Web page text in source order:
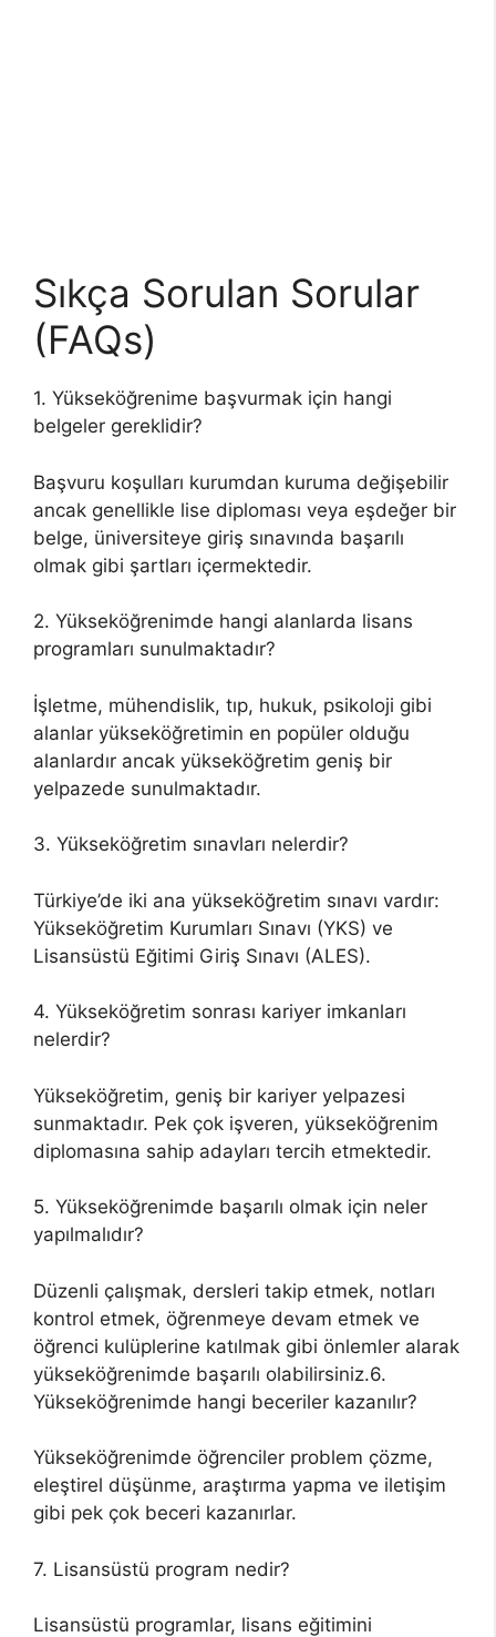
Sıkça Sorulan Sorular
(FAQs)
1. Yükseköğrenime başvurmak için hangi
belgeler gereklidir?
Başvuru koşulları kurumdan kuruma değişebilir
ancak genellikle lise diploması veya eşdeğer bir
belge, üniversiteye giriş sınavında başarılı
olmak gibi şartları içermektedir.
2. Yükseköğrenimde hangi alanlarda lisans
programları sunulmaktadır?
İşletme, mühendislik, tıp, hukuk, psikoloji gibi
alanlar yükseköğretimin en popüler olduğu
alanlardır ancak yükseköğretim geniş bir
yelpazede sunulmaktadır.
3. Yükseköğretim sınavları nelerdir?
Türkiye’de iki ana yükseköğretim sınavı vardır:
Yükseköğretim Kurumları Sınavı (YKS) ve
Lisansüstü Eğitimi Giriş Sınavı (ALES).
4. Yükseköğretim sonrası kariyer imkanları
nelerdir?
Yükseköğretim, geniş bir kariyer yelpazesi
sunmaktadır. Pek çok işveren, yükseköğrenim
diplomasına sahip adayları tercih etmektedir.
5. Yükseköğrenimde başarılı olmak için neler
yapılmalıdır?
Düzenli çalışmak, dersleri takip etmek, notları
kontrol etmek, öğrenmeye devam etmek ve
öğrenci kulüplerine katılmak gibi önlemler alarak
yükseköğrenimde başarılı olabilirsiniz.6.
Yükseköğrenimde hangi beceriler kazanılır?
Yükseköğrenimde öğrenciler problem çözme,
eleştirel düşünme, araştırma yapma ve iletişim
gibi pek çok beceri kazanırlar.
7. Lisansüstü program nedir?
Lisansüstü programlar, lisans eğitimini